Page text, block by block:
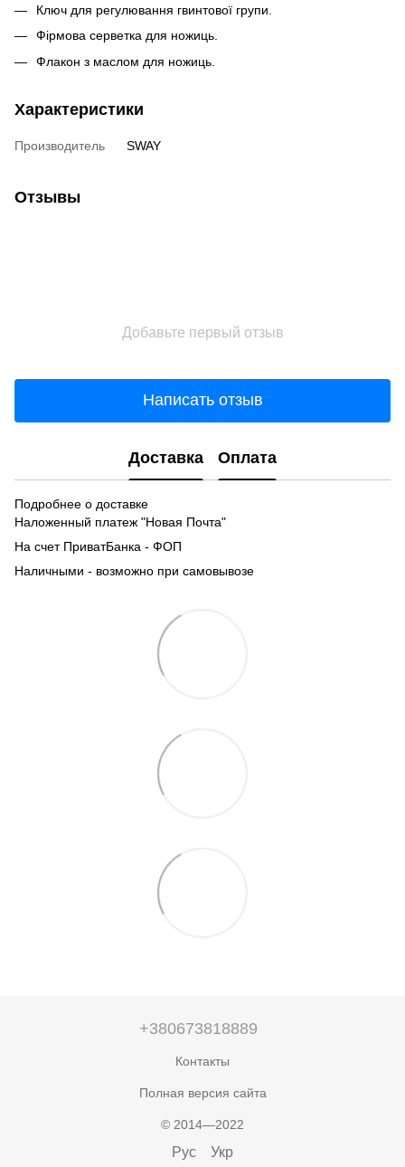
Ключ для регулювання гвинтової групи.
Фірмова серветка для ножиць.
Флакон з маслом для ножиць.
Характеристики
Производитель SWAY
Отзывы
Добавьте первый отзыв
Написать отзыв
Доставка Оплата
Подробнее о доставке
Наложенный платеж "Новая Почта"
На счет ПриватБанка - ФОП
Наличными - возможно при самовывозе
+380673818889
Контакты
Полная версия сайта
© 2014—2022
Рус Укр